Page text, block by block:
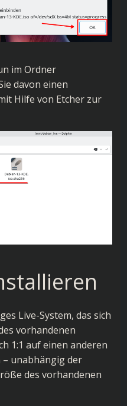
im Ordner
davon einen
Hilfe von Etcher zur
Live-System, das sich
vorhandenen
1:1 auf einen anderen
unabhängig der
des vorhandenen